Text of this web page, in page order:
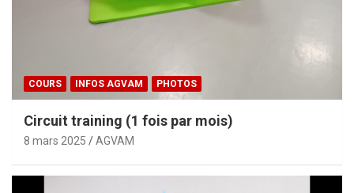
COURS INFOS AGVAM PHOTOS
Circuit training (1 fois par mois)
8 mars 2025 AGVAM